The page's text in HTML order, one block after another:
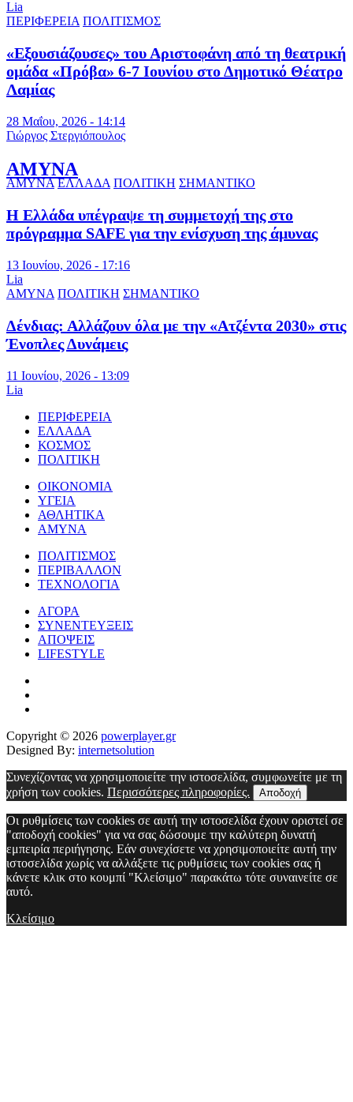
Lia
ΠΕΡΙΦΕΡΕΙΑ ΠΟΛΙΤΙΣΜΟΣ
«Εξουσιάζουσες» του Αριστοφάνη από τη θεατρική
ομάδα «Πρόβα» 6-7 Ιουνίου στο Δημοτικό Θέατρο
Λαμίας
28 Μαΐου, 2026 - 14:14
Γιώργος Στεργιόπουλος
ΑΜΥΝΑ
ΑΜΥΝΑ ΕΛΛΑΔΑ ΠΟΛΙΤΙΚΗ ΣΗΜΑΝΤΙΚΟ
Η Ελλάδα υπέγραψε τη συμμετοχή της στο
πρόγραμμα SAFE για την ενίσχυση της άμυνας
13 Ιουνίου, 2026 - 17:16
Lia
ΑΜΥΝΑ ΠΟΛΙΤΙΚΗ ΣΗΜΑΝΤΙΚΟ
Δένδιας: Αλλάζουν όλα με την «Ατζέντα 2030» στις
Ένοπλες Δυνάμεις
11 Ιουνίου, 2026 - 13:09
Lia
ΠΕΡΙΦΕΡΕΙΑ
ΕΛΛΑΔΑ
ΚΟΣΜΟΣ
ΠΟΛΙΤΙΚΗ
ΟΙΚΟΝΟΜΙΑ
ΥΓΕΙΑ
ΑΘΛΗΤΙΚΑ
ΑΜΥΝΑ
ΠΟΛΙΤΙΣΜΟΣ
ΠΕΡΙΒΑΛΛΟΝ
ΤΕΧΝΟΛΟΓΙΑ
ΑΓΟΡΑ
ΣΥΝΕΝΤΕΥΞΕΙΣ
ΑΠΟΨΕΙΣ
LIFESTYLE
Copyright © 2026 powerplayer.gr
Designed By: internetsolution
Συνεχίζοντας να χρησιμοποιείτε την ιστοσελίδα, συμφωνείτε με τη
χρήση των cookies. Περισσότερες πληροφορίες. Αποδοχή
Οι ρυθμίσεις των cookies σε αυτή την ιστοσελίδα έχουν οριστεί σε
"αποδοχή cookies" για να σας δώσουμε την καλύτερη δυνατή
εμπειρία περιήγησης. Εάν συνεχίσετε να χρησιμοποιείτε αυτή την
ιστοσελίδα χωρίς να αλλάξετε τις ρυθμίσεις των cookies σας ή
κάνετε κλικ στο κουμπί "Κλείσιμο" παρακάτω τότε συναινείτε σε
αυτό.
Κλείσιμο